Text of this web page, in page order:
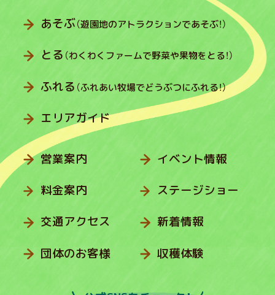
あそぶ（遊園地のアトラクションであそぶ！）
とる （わくわくファームで野菜や果物をとる！）
ふれる （ふれあい牧場でどうぶつにふれる！）
エリアガイド
営業案内
料金案内
交通アクセス
団体のお客様
イベント情報
ステージショー
新着情報
収穫体験